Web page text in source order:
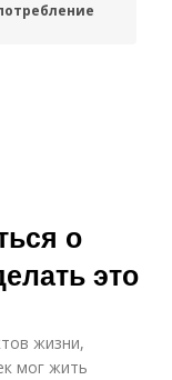
о
это
жизни,
мог жить